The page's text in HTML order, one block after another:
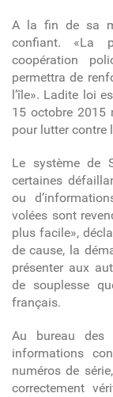
A la fin de sa
confiant. «La
coopération
permettra de
l’île». Ladite loi
15 octobre 2015
pour lutter contre
Le système de
certaines
ou
volées sont
plus facile»,
de cause, la
présenter aux
de souplesse
français.
Au bureau des
informations
numéros de
correctement